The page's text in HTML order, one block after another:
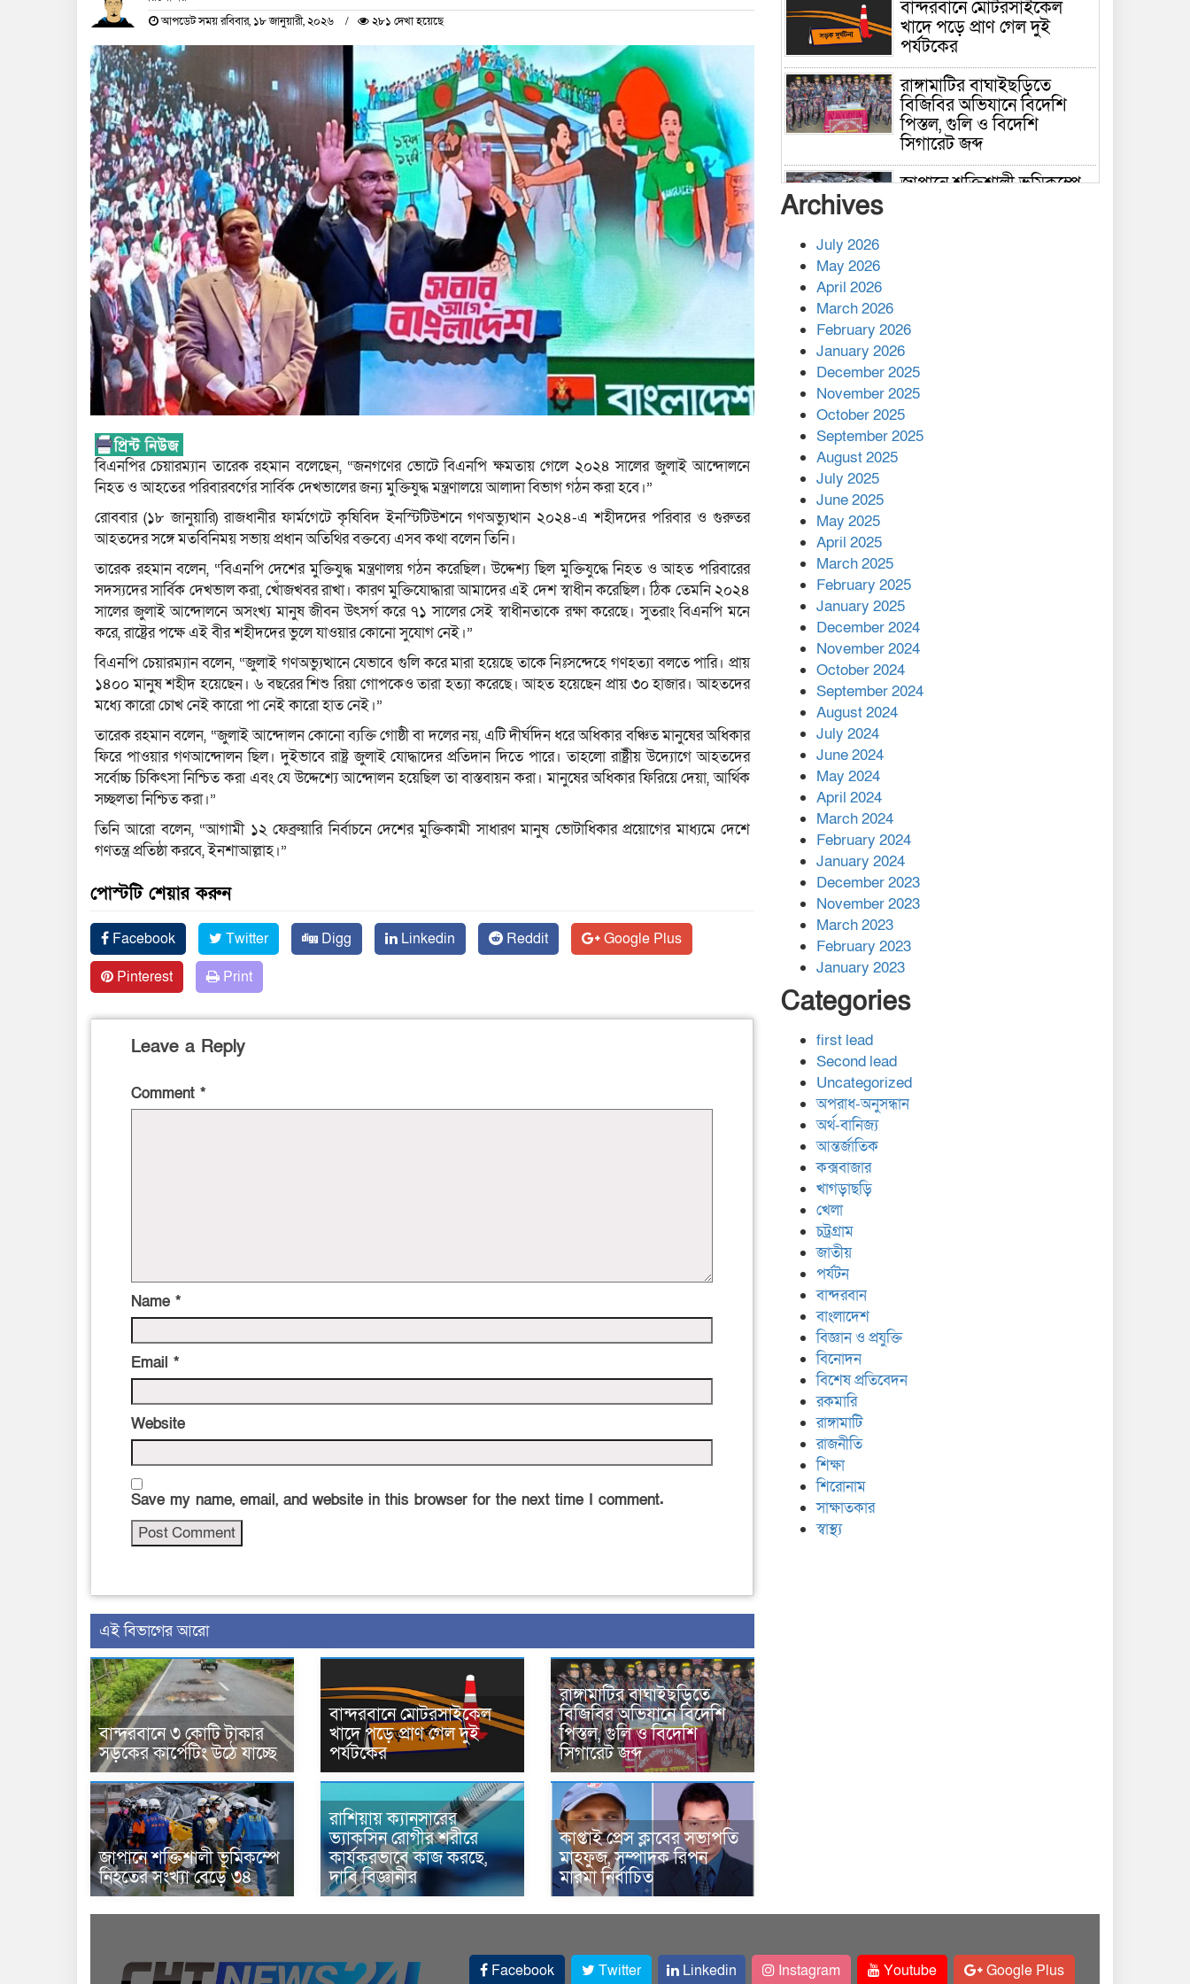
আপডেট সময় রবিবার, ১৮ জানুয়ারী, ২০২৬ ২৮১ দেখা হয়েছে
বিএনপির চেয়ারম্যান তারেক রহমান বলেছেন, “জনগণের ভোটে বিএনপি ক্ষমতায় গেলে ২০২৪ সালের জুলাই আন্দোলনে
নিহত ও আহতের পরিবারবর্গের সার্বিক দেখভালের জন্য মুক্তিযুদ্ধ মন্ত্রণালয়ে আলাদা বিভাগ গঠন করা হবে।”
রোববার (১৮ জানুয়ারি) রাজধানীর ফার্মগেটে কৃষিবিদ ইনস্টিটিউশনে গণঅভ্যুত্থান ২০২৪-এ শহীদদের পরিবার ও গুরুতর
আহতদের সঙ্গে মতবিনিময় সভায় প্রধান অতিথির বক্তব্যে এসব কথা বলেন তিনি।
তারেক রহমান বলেন, “বিএনপি দেশের মুক্তিযুদ্ধ মন্ত্রণালয় গঠন করেছিল। উদ্দেশ্য ছিল মুক্তিযুদ্ধে নিহত ও আহত পরিবারের
সদস্যদের সার্বিক দেখভাল করা, খোঁজখবর রাখা। কারণ মুক্তিযোদ্ধারা আমাদের এই দেশ স্বাধীন করেছিল। ঠিক তেমনি ২০২৪
সালের জুলাই আন্দোলনে অসংখ্য মানুষ জীবন উৎসর্গ করে ৭১ সালের সেই স্বাধীনতাকে রক্ষা করেছে। সুতরাং বিএনপি মনে
করে, রাষ্ট্রের পক্ষে এই বীর শহীদদের ভুলে যাওয়ার কোনো সুযোগ নেই।”
বিএনপি চেয়ারম্যান বলেন, “জুলাই গণঅভ্যুত্থানে যেভাবে গুলি করে মারা হয়েছে তাকে নিঃসন্দেহে গণহত্যা বলতে পারি। প্রায়
১৪০০ মানুষ শহীদ হয়েছেন। ৬ বছরের শিশু রিয়া গোপকেও তারা হত্যা করেছে। আহত হয়েছেন প্রায় ৩০ হাজার। আহতদের
মধ্যে কারো চোখ নেই কারো পা নেই কারো হাত নেই।”
তারেক রহমান বলেন, “জুলাই আন্দোলন কোনো ব্যক্তি গোষ্ঠী বা দলের নয়, এটি দীর্ঘদিন ধরে অধিকার বঞ্চিত মানুষের অধিকার
ফিরে পাওয়ার গণআন্দোলন ছিল। দুইভাবে রাষ্ট্র জুলাই যোদ্ধাদের প্রতিদান দিতে পারে। তাহলো রাষ্ট্রীয় উদ্যোগে আহতদের
সর্বোচ্চ চিকিৎসা নিশ্চিত করা এবং যে উদ্দেশ্যে আন্দোলন হয়েছিল তা বাস্তবায়ন করা। মানুষের অধিকার ফিরিয়ে দেয়া, আর্থিক
সচ্ছলতা নিশ্চিত করা।”
তিনি আরো বলেন, “আগামী ১২ ফেব্রুয়ারি নির্বাচনে দেশের মুক্তিকামী সাধারণ মানুষ ভোটাধিকার প্রয়োগের মাধ্যমে দেশে
গণতন্ত্র প্রতিষ্ঠা করবে, ইনশাআল্লাহ।”
পোস্টটি শেয়ার করুন
Facebook Twitter Digg Linkedin Reddit
Google Plus
Pinterest
Print
Leave a Reply
Comment *
Name *
Email *
Website
Save my name, email, and website in this browser for the next time I comment.
এই বিভাগের আরো
বান্দরবানে ৩ কোটি টাকার
সড়কের কার্পেটিং উঠে যাচ্ছে
বান্দরবানে মোটরসাইকেল
খাদে পড়ে প্রাণ গেল দুই
পর্যটকের
রাঙ্গামাটির বাঘাইছড়িতে
বিজিবির অভিযানে বিদেশি
পিস্তল, গুলি ও বিদেশি
সিগারেট জব্দ
জাপানে শক্তিশালী ভূমিকম্পে
নিহতের সংখ্যা বেড়ে ৩৪
রাশিয়ায় ক্যানসারের
ভ্যাকসিন রোগীর শরীরে
কার্যকরভাবে কাজ করছে,
দাবি বিজ্ঞানীর
কাপ্তাই প্রেস ক্লাবের সভাপতি
মাহফুজ, সম্পাদক রিপন
মারমা নির্বাচিত
বান্দরবানে মোটরসাইকেল
খাদে পড়ে প্রাণ গেল দুই
পর্যটকের
রাঙ্গামাটির বাঘাইছড়িতে
বিজিবির অভিযানে বিদেশি
পিস্তল, গুলি ও বিদেশি
সিগারেট জব্দ
জাপানে শক্তিশালী ভূমিকম্পে
কাপ্তাই প্রেস ক্লাবের সভাপতি
মাহফুজ, সম্পাদক রিপন মারমা
নির্বাচিত
মালয়েশিয়ার প্রধানমন্ত্রীকে চিঠি
দেয়ার পর ফোন তারেক
রহমানের,গ্যাস সঙ্কট
মোকাবিলায় সহায়তার আশ্বাস
এক বিলিয়ন ডলার বিনিয়োগ
হবে আনোয়ারায়
বান্দরবানে বন্যায় ক্ষতিগ্রস্তদের
মাঝে সহায়তা দিলেন সাচিং প্রু
জেরী
Archives
July 2026
May 2026
April 2026
March 2026
February 2026
January 2026
December 2025
November 2025
October 2025
September 2025
August 2025
July 2025
June 2025
May 2025
April 2025
March 2025
February 2025
January 2025
December 2024
November 2024
October 2024
September 2024
August 2024
July 2024
June 2024
May 2024
April 2024
March 2024
February 2024
January 2024
December 2023
November 2023
March 2023
February 2023
January 2023
Categories
first lead
Second lead
Uncategorized
অপরাধ-অনুসন্ধান
অর্থ-বানিজ্য
আন্তর্জাতিক
কক্সবাজার
খাগড়াছড়ি
খেলা
চট্রগ্রাম
জাতীয়
পর্যটন
বান্দরবান
বাংলাদেশ
বিজ্ঞান ও প্রযুক্তি
বিনোদন
বিশেষ প্রতিবেদন
রকমারি
রাঙ্গামাটি
রাজনীতি
শিক্ষা
শিরোনাম
সাক্ষাতকার
স্বাস্থ্য
Facebook Twitter Linkedin Instagram Youtube Google Plus